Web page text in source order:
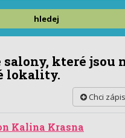
hledej
salony, které jsou
lokality.
Chci
Kalina Krasna